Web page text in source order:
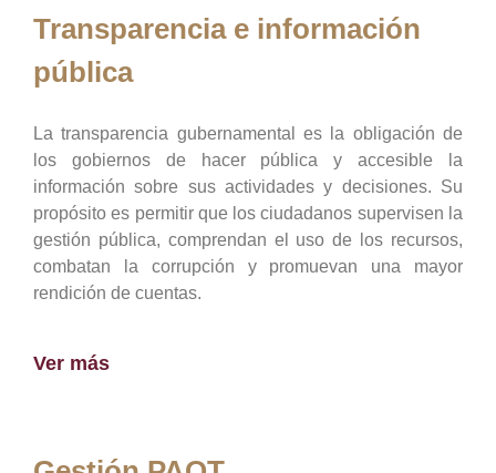
Transparencia e información
pública
La transparencia gubernamental es la obligación de
los gobiernos de hacer pública y accesible la
información sobre sus actividades y decisiones. Su
propósito es permitir que los ciudadanos supervisen la
gestión pública, comprendan el uso de los recursos,
combatan la corrupción y promuevan una mayor
rendición de cuentas.
Ver más